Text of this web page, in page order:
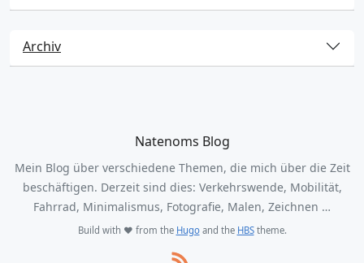
Archiv
Natenoms Blog
Mein Blog über verschiedene Themen, die mich über die Zeit
beschäftigen. Derzeit sind dies: Verkehrswende, Mobilität,
Fahrrad, Minimalismus, Fotografie, Malen, Zeichnen …
Build with ❤️ from the Hugoand the HBStheme.